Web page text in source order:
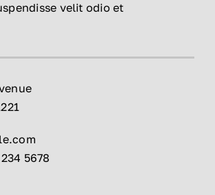
velit odio et
5678